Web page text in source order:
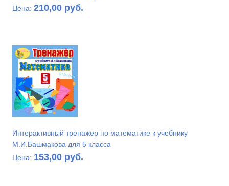
Цена: 210,00 руб.
Интерактивный тренажёр по математике к учебнику
М.И.Башмакова для 5 класса
Цена: 153,00 руб.